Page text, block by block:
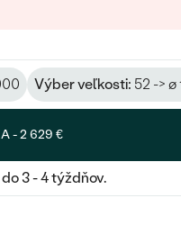
Výber veľkosti: 52 -> ø
-2 629 €
3 - 4 týždňov.